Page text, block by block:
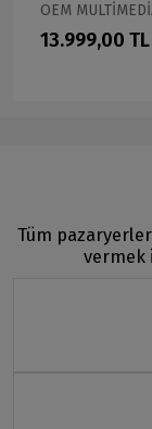
OEM
13.999,00 TL
Tüm
vermek